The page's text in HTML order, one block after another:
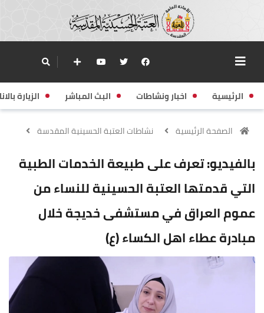
الرئيسية اخبار ونشاطات البث المباشر الزيارة
الصفحة الرئيسية نشاطات العتبة الحسينية المقدسة
بالفيديو: تعرف على طبيعة الخدمات الطبية
التي قدمتها العتبة الحسينية للنساء من
عموم العراق في مستشفى خديجة خلال
مبادرة عطاء اهل الكساء (ع)